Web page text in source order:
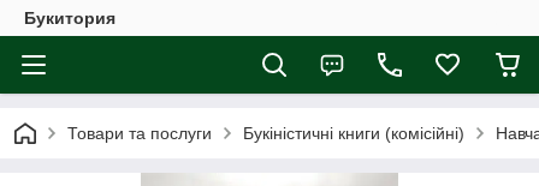
Букитория
Товари та послуги Букіністичні книги (комісійні)